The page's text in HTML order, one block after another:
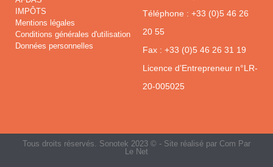
IMPÔTS
Mentions légales
Conditions générales d'utilisation
Données personnelles
Téléphone : +33 (0)5 46 26
20 55
Fax : +33 (0)5 46 26 31 19
Licence d’Entrepreneur n°LR-
20-005025
Tous droits réservés. Sonotek 2023 © - Site réalisé par Com Par
Le Net